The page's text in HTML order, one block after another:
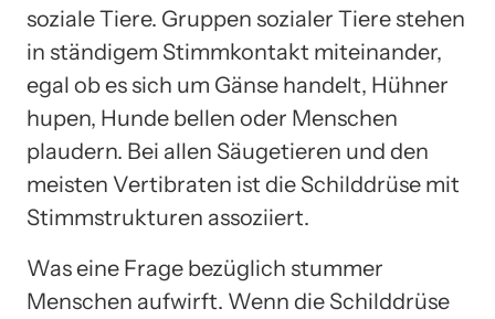
soziale Tiere. Gruppen sozialer Tiere stehen
in ständigem Stimmkontakt miteinander,
egal ob es sich um Gänse handelt, Hühner
hupen, Hunde bellen oder Menschen
plaudern. Bei allen Säugetieren und den
meisten Vertibraten ist die Schilddrüse mit
Stimmstrukturen assoziiert.
Was eine Frage bezüglich stummer
Menschen aufwirft. Wenn die Schilddrüse